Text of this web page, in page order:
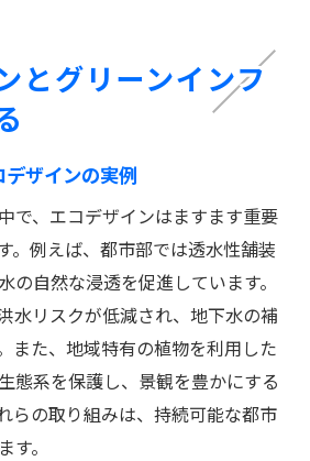
とグリーンインフ
ザインの実例
で、エコデザインはますます重要
。例えば、都市部では透水性舗装
の自然な浸透を促進しています。
水リスクが低減され、地下水の補
また、地域特有の植物を利用した
態系を保護し、景観を豊かにする
らの取り組みは、持続可能な都市
。